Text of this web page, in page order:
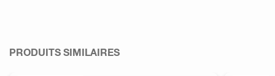
PRODUITS SIMILAIRES